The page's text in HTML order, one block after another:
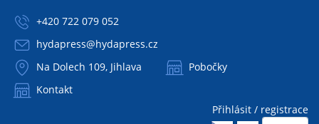
+420 722 079 052
hydapress@hydapress.cz
Na Dolech 109, Jihlava
Pobočky
Kontakt
Přihlásit / registrace